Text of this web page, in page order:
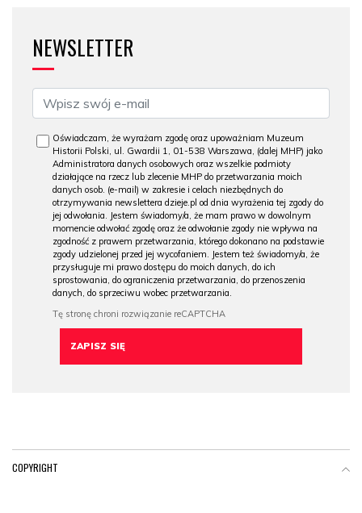
NEWSLETTER
Oświadczam, że wyrażam zgodę oraz upoważniam Muzeum
Historii Polski, ul. Gwardii 1, 01-538 Warszawa, (dalej MHP) jako
Administratora danych osobowych oraz wszelkie podmioty
działające na rzecz lub zlecenie MHP do przetwarzania moich
danych osob. (e-mail) w zakresie i celach niezbędnych do
otrzymywania newslettera dzieje.pl od dnia wyrażenia tej zgody do
jej odwołania. Jestem świadomy/a, że mam prawo w dowolnym
momencie odwołać zgodę oraz że odwołanie zgody nie wpływa na
zgodność z prawem przetwarzania, którego dokonano na podstawie
zgody udzielonej przed jej wycofaniem. Jestem też świadomy/a, że
przysługuje mi prawo dostępu do moich danych, do ich
sprostowania, do ograniczenia przetwarzania, do przenoszenia
danych, do sprzeciwu wobec przetwarzania.
COPYRIGHT